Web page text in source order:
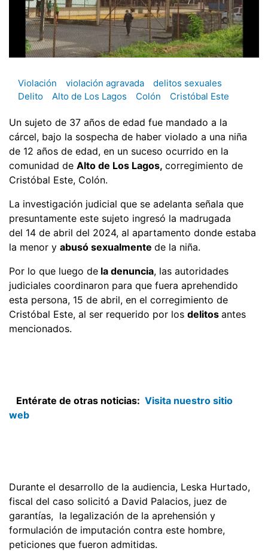
Violación violación agravada
delitos sexuales
Delito
Alto de Los Lagos Colón Cristóbal Este
Un sujeto de 37 años de edad fue mandado a la
cárcel, bajo la sospecha de haber violado a una niña
de 12 años de edad, en un suceso ocurrido en la
comunidad de Alto de Los Lagos, corregimiento de
Cristóbal Este, Colón.
La investigación judicial que se adelanta señala que
presuntamente este sujeto ingresó la madrugada
del 14 de abril del 2024, al apartamento donde estaba
la menor y abusó sexualmente de la niña.
Por lo que luego de la denuncia, las autoridades
judiciales coordinaron para que fuera aprehendido
esta persona, 15 de abril, en el corregimiento de
Cristóbal Este, al ser requerido por los delitos antes
mencionados.
Entérate de otras noticias: Visita nuestro sitio
web
Durante el desarrollo de la audiencia, Leska Hurtado,
fiscal del caso solicitó a David Palacios, juez de
garantías, la legalización de la aprehensión y
formulación de imputación contra este hombre,
peticiones que fueron admitidas.